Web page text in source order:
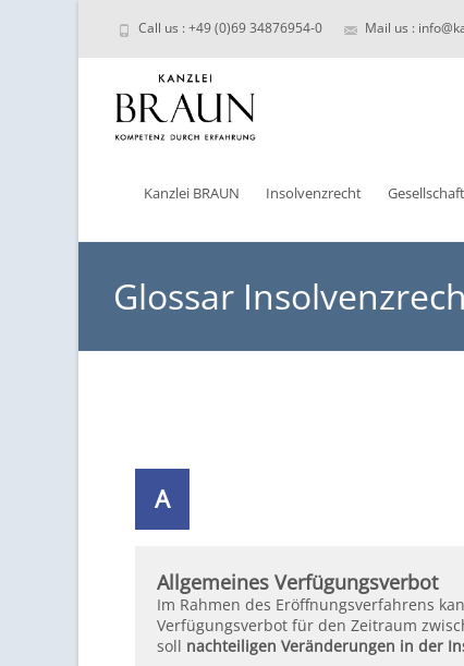
Call us : +49 (0)69 34876954-0 Mail us :
toKanzlei BRAUN Insolvenzrecht
Glossar
A
Allgemeines Verfügungsverbot
Im Rahmen des Eröffnungsverfahrens
Verfügungsverbot für den Zeitraum
soll nachteiligen Veränderungen in der